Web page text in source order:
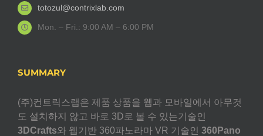
totozul@contrixlab.com
Mon. – Fri.: 9:00 AM – 6:00 PM
SUMMARY
(주)컨트릭스랩은 제품 상품을 웹과 모바일에서 아무것
도 설치하지 않고 바로 3D로 볼 수 있는기술인
3DCrafts와 웹기반 360파노라마 VR 기술인 360Pano